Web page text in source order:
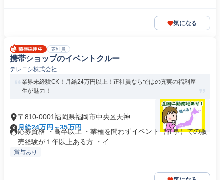
気になる
正社員
携帯ショップのイベントクルー
テレニシ株式会社
業界未経験OK！月給24万円以上！正社員ならではの充実の福利厚
生が魅力！
〒810-0001福岡県福岡市中央区天神
月給24万円～35万円
応募資格 ・高卒以上 ・業種を問わずイベント（催事）での販
売経験が１年以上ある方 ・イ...
賞与あり